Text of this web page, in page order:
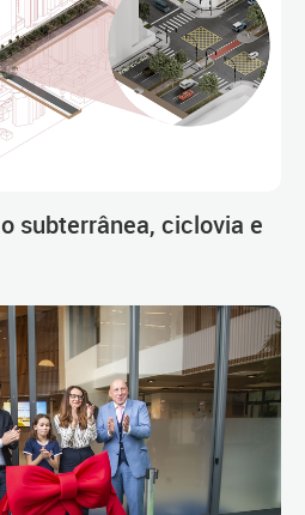
subterrânea, ciclovia e